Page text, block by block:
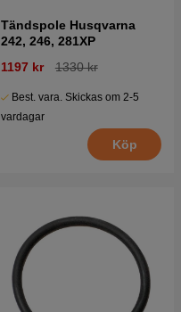
Tändspole Husqvarna
242, 246, 281XP
1197 kr
1330 kr
Best. vara. Skickas om 2-5
vardagar
Köp